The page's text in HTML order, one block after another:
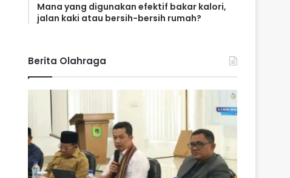
Mana yang digunakan efektif bakar kalori,
jalan kaki atau bersih-bersih rumah?
Berita Olahraga